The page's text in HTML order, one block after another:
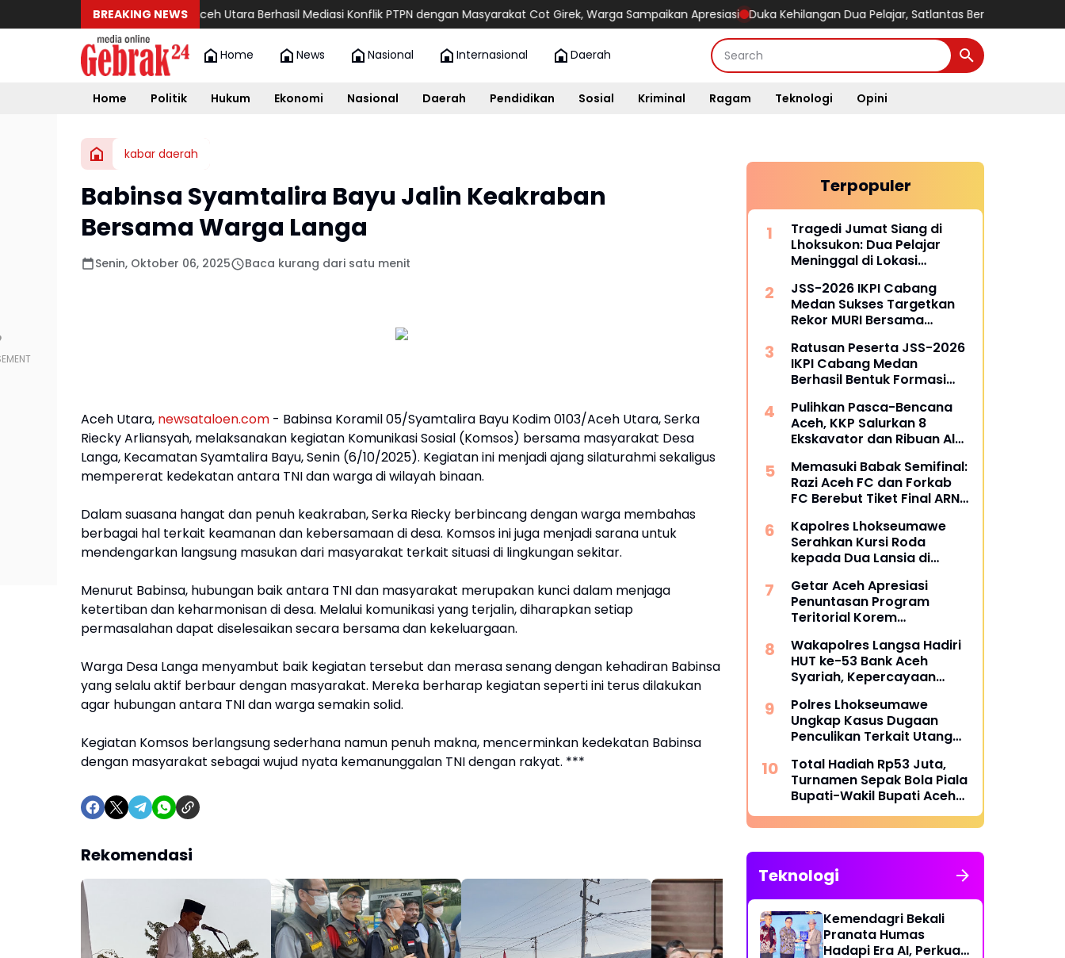
BREAKING NEWS
Bupati Aceh Utara Berhasil Mediasi Konflik PTPN dengan Masyarakat Cot Girek, Warga Sampaikan Apresiasi Duka Kehilangan Dua Pelajar, Satlantas Beri Penguatan dan
Home News Nasional Internasional Daerah
Home Politik Hukum Ekonomi Nasional Daerah Pendidikan Sosial Kriminal Ragam Teknologi Opini
kabar daerah
Babinsa Syamtalira Bayu Jalin Keakraban
Bersama Warga Langa
Senin, Oktober 06, 2025 Baca kurang dari satu menit
Aceh Utara, newsataloen.com - Babinsa Koramil 05/Syamtalira Bayu Kodim 0103/Aceh Utara, Serka
Riecky Arliansyah, melaksanakan kegiatan Komunikasi Sosial (Komsos) bersama masyarakat Desa
Langa, Kecamatan Syamtalira Bayu, Senin (6/10/2025). Kegiatan ini menjadi ajang silaturahmi sekaligus
mempererat kedekatan antara TNI dan warga di wilayah binaan.
Dalam suasana hangat dan penuh keakraban, Serka Riecky berbincang dengan warga membahas
berbagai hal terkait keamanan dan kebersamaan di desa. Komsos ini juga menjadi sarana untuk
mendengarkan langsung masukan dari masyarakat terkait situasi di lingkungan sekitar.
Menurut Babinsa, hubungan baik antara TNI dan masyarakat merupakan kunci dalam menjaga
ketertiban dan keharmonisan di desa. Melalui komunikasi yang terjalin, diharapkan setiap
permasalahan dapat diselesaikan secara bersama dan kekeluargaan.
Warga Desa Langa menyambut baik kegiatan tersebut dan merasa senang dengan kehadiran Babinsa
yang selalu aktif berbaur dengan masyarakat. Mereka berharap kegiatan seperti ini terus dilakukan
agar hubungan antara TNI dan warga semakin solid.
Kegiatan Komsos berlangsung sederhana namun penuh makna, mencerminkan kedekatan Babinsa
dengan masyarakat sebagai wujud nyata kemanunggalan TNI dengan rakyat. ***
Rekomendasi
BULOG Aceh Pastikan
Terpopuler
Tragedi Jumat Siang di
Lhoksukon: Dua Pelajar
Meninggal di Lokasi
JSS-2026 IKPI Cabang
Medan Sukses Targetkan
Rekor MURI Bersama
Indonesia
Ratusan Peserta JSS-2026
IKPI Cabang Medan
Berhasil Bentuk Formasi
Pulihkan Pasca-Bencana
Aceh, KKP Salurkan 8
Ekskavator dan Ribuan Alat
Memasuki Babak Semifinal:
Razi Aceh FC dan Forkab
FC Berebut Tiket Final ARN
Kapolres Lhokseumawe
Serahkan Kursi Roda
kepada Dua Lansia di
Izzah
Getar Aceh Apresiasi
Penuntasan Program
Teritorial Korem
Bencana di Aceh
Wakapolres Langsa Hadiri
HUT ke-53 Bank Aceh
Syariah, Kepercayaan
Polres Lhokseumawe
Ungkap Kasus Dugaan
Penculikan Terkait Utang
Pelaku Diamankan
Total Hadiah Rp53 Juta,
Turnamen Sepak Bola Piala
Bupati-Wakil Bupati Aceh
Utara Cup II Resmi Bergulir
Teknologi
Kemendagri Bekali
Pranata Humas
Hadapi Era AI, Perkuat